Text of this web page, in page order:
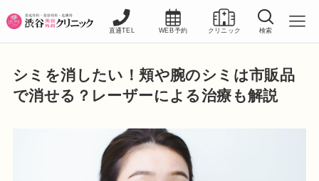
直通TEL WEB予約 クリニック 検索
シミを消したい！頬や腕のシミは市販品
で消せる？レーザーによる治療も解説